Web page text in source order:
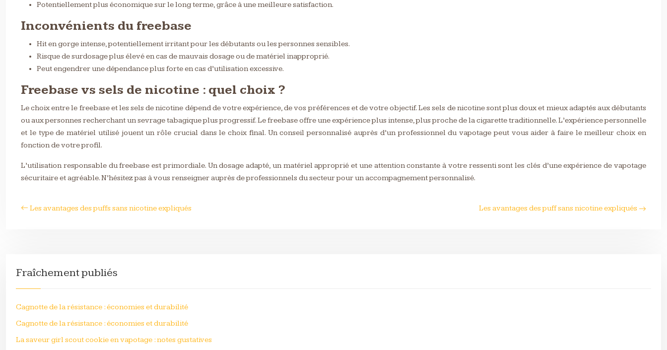
Potentiellement plus économique sur le long terme, grâce à une meilleure satisfaction.
Inconvénients du freebase
Hit en gorge intense, potentiellement irritant pour les débutants ou les personnes sensibles.
Risque de surdosage plus élevé en cas de mauvais dosage ou de matériel inapproprié.
Peut engendrer une dépendance plus forte en cas d’utilisation excessive.
Freebase vs sels de nicotine : quel choix ?
Le choix entre le freebase et les sels de nicotine dépend de votre expérience, de vos préférences et de votre objectif. Les sels de nicotine sont plus doux et mieux adaptés aux débutants
ou aux personnes recherchant un sevrage tabagique plus progressif. Le freebase offre une expérience plus intense, plus proche de la cigarette traditionnelle. L’expérience personnelle
et le type de matériel utilisé jouent un rôle crucial dans le choix final. Un conseil personnalisé auprès d’un professionnel du vapotage peut vous aider à faire le meilleur choix en
fonction de votre profil.
L’utilisation responsable du freebase est primordiale. Un dosage adapté, un matériel approprié et une attention constante à votre ressenti sont les clés d’une expérience de vapotage
sécuritaire et agréable. N’hésitez pas à vous renseigner auprès de professionnels du secteur pour un accompagnement personnalisé.
Les avantages des puffs sans nicotine expliqués Les avantages des puff sans nicotine expliqués
Fraîchement publiés
Cagnotte de la résistance : économies et durabilité
Cagnotte de la résistance : économies et durabilité
La saveur girl scout cookie en vapotage : notes gustatives